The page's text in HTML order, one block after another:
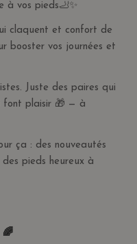
à vos pieds🦶✨
claquent et confort de
booster vos journées et
Juste des paires qui
font plaisir 🎁 — à
ça : des nouveautés
pieds heureux à